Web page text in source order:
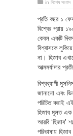
in বিশেষ সংবাদ
প্রতি বছর ১
বিশ্বের প্রায়
কেবল একটি
বিশ্বাসকে
না। হিজাব
আত্মমর্যাদার
বিশ্বব্যাপী
জানানো এবং
পরিচিত করাই
হিজাব মূলত এক
আরবি ‘হিজাব’
পরিভাষায়